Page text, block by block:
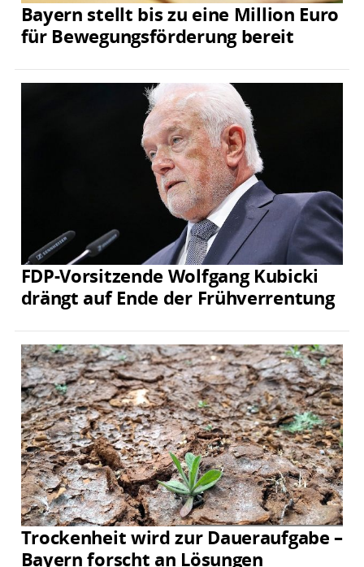
Bayern stellt bis zu eine Million Euro
für Bewegungsförderung bereit
FDP-Vorsitzende Wolfgang Kubicki
drängt auf Ende der Frühverrentung
Trockenheit wird zur Daueraufgabe –
Bayern forscht an Lösungen